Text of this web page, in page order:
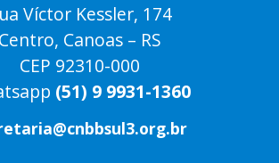
Víctor Kessler, 174
Centro, Canoas – RS
CEP 92310-000
(51) 9 9931-1360